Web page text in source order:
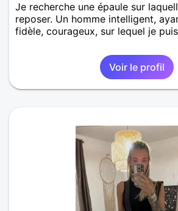
Je recherche une épaule sur
reposer. Un homme intelligent,
fidèle, courageux, sur lequel je
Voir le profil